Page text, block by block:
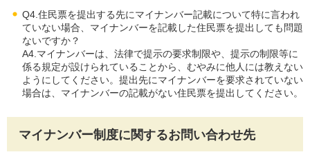
Q4.住民票を提出する先にマイナンバー記載について特に言われ
ていない場合、マイナンバーを記載した住民票を提出しても問題
ないですか？
A4.マイナンバーは、法律で提示の要求制限や、提示の制限等に
係る規定が設けられていることから、むやみに他人には教えない
ようにしてください。提出先にマイナンバーを要求されていない
場合は、マイナンバーの記載がない住民票を提出してください。
マイナンバー制度に関するお問い合わせ先